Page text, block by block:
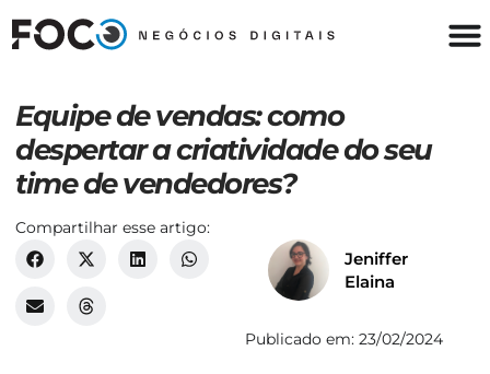
Equipe de vendas: como
despertar a criatividade do seu
time de vendedores?
Compartilhar esse artigo:
Jeniffer
Elaina
Publicado em: 23/02/2024